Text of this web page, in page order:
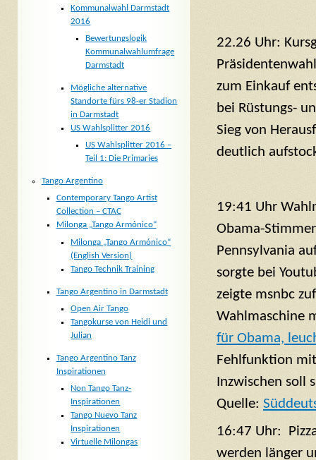
22.26 Uhr:
zum Einkauf
bei Rüstungs-
Sieg von
deutlich
19:41 Uhr
Obama-
Pennsylvania
sorgte bei
zeigte msnbc
Wahlmaschine
für Obama,
Fehlfunktion
Inzwischen soll
Quelle:
16:47 Uhr:
werden länger
Kommunalwahl Darmstadt
2016
Bewertungslogik
Kommunalwahlumfrage
Darmstadt
Mögliche alternative
Standorte fürs 98-er Stadion
in Darmstadt
US Wahlsplitter 2016
US Wahlsplitter 2016 –
Teil 1: Die Primaries
Tango Argentino
Contemporary Tango Artist
Collection – CTAC
Milonga „Tango Armónico“
Milonga „Tango Armónico“
(English Version)
Tango Technik Training
Tango Argentino in Darmstadt
Open Air Tango
Tangokurse von Heidi und
Julian
Tango Argentino Tanz
Inspirationen
Non Tango Tanz-
Inspirationen
Tango Nuevo Tanz
Inspirationen
Virtuelle Milongas